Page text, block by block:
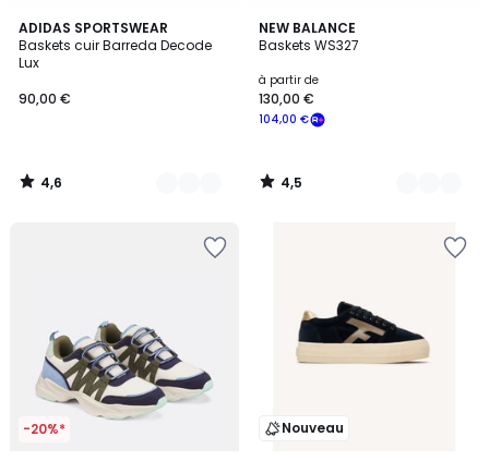
ADIDAS SPORTSWEAR
Baskets cuir Barreda Decode
Lux
90,00 €
4,6
/ 5
2
Couleurs
4,6
/
NEW BALANCE
Baskets WS327
à partir de
104,00 €
130,00 €
4,5
/ 5
3
Couleurs
4,5
/
-20%* Nouveau